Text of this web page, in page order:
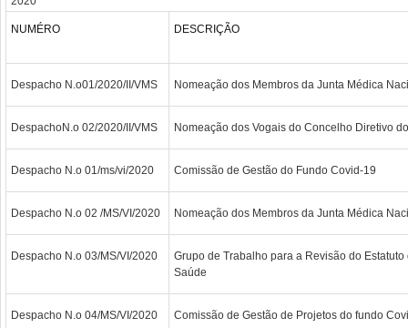
NUMÉRO DESCRIÇÃO
Despacho N.o01/2020/II/VMS Nomeação dos Membros da Junta Médica
DespachoN.o 02/2020/II/VMS Nomeação dos Vogais do Concelho Diretivo
Despacho N.o 01/ms/vi/2020 Comissão de Gestão do Fundo Covid-19
Despacho N.o 02 /MS/VI/2020 Nomeação dos Membros da Junta Médica
Despacho N.o 03/MS/VI/2020
Grupo de Trabalho para a Revisão do
Saúde
Despacho N.o 04/MS/VI/2020 Comissão de Gestão de Projetos do fundo